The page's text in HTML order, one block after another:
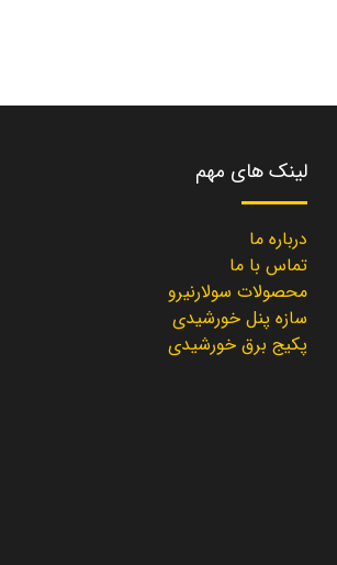
لینک های مهم
درباره ما
تماس با ما
محصولات سولارنیرو
سازه پنل خورشیدی
پکیج برق خورشیدی